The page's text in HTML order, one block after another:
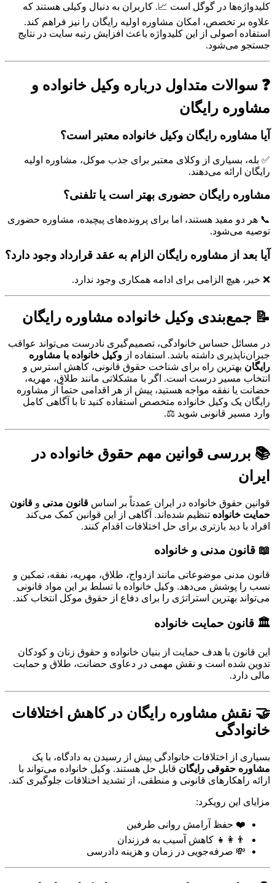
کلیدواژه‌ها در گوگل است 📈. کاربران به دنبال وکیلی هستند که
علاوه بر تخصص، امکان مشاوره اولیه رایگان را نیز فراهم کند.
استفاده اصولی از این کلیدواژه باعث افزایش رتبه سایت در نتایج
جستجو می‌شود.
❓ سوالات متداول درباره وکیل خانواده و
مشاوره رایگان
آیا مشاوره رایگان وکیل خانواده معتبر است؟
✅ بله، بسیاری از وکلای معتبر برای جذب موکل، مشاوره اولیه
رایگان ارائه می‌دهند.
مشاوره رایگان حضوری بهتر است یا تلفنی؟
📞 هر دو مفید هستند، اما برای پرونده‌های پیچیده، مشاوره حضوری
توصیه می‌شود.
آیا بعد از مشاوره رایگان الزام به عقد قرارداد وجود دارد؟
❌ خیر، هیچ الزامی برای ادامه همکاری وجود ندارد.
📝 جمع‌بندی وکیل خانواده مشاوره رایگان
در مسائل حساس خانوادگی، تصمیم‌گیری نادرست می‌تواند عواقب
جبران‌ناپذیری داشته باشد. استفاده از وکیل خانواده با مشاوره
رایگان بهترین راه برای شناخت حقوق قانونی، کاهش استرس و
انتخاب مسیر درست است. اگر با مشکلاتی مانند طلاق، مهریه،
حضانت یا نفقه مواجه هستید، پیش از هر اقدامی حتماً از مشاوره
رایگان یک وکیل خانواده متخصص استفاده کنید تا با آگاهی کامل
وارد مسیر قانونی شوید ⚖️.
📚 بررسی قوانین مهم حقوق خانواده در
ایران
قوانین حقوق خانواده در ایران عمدتاً بر اساس قانون مدنی و قانون
حمایت خانواده تنظیم شده‌اند. آگاهی از این قوانین کمک می‌کند
افراد با دید بازتری برای حل اختلافات اقدام کنند.
📖 قانون مدنی و خانواده
قانون مدنی موضوعاتی مانند ازدواج، طلاق، مهریه، نفقه، تمکین و
نسب را پوشش می‌دهد. وکیل خانواده با تسلط بر این مواد قانونی
می‌تواند بهترین استراتژی را برای دفاع از حقوق موکل انتخاب کند.
🏛️ قانون حمایت خانواده
این قانون با هدف حمایت از بنیان خانواده و حقوق زنان و کودکان
تدوین شده است و نقش مهمی در دعاوی حضانت، طلاق و حمایت
مالی دارد.
🤝 نقش مشاوره رایگان در کاهش اختلافات
خانوادگی
بسیاری از اختلافات خانوادگی پیش از رسیدن به دادگاه، با یک
مشاوره حقوقی رایگان قابل حل هستند. وکیل خانواده می‌تواند با
ارائه راهکارهای قانونی و منطقی، از تشدید اختلافات جلوگیری کند.
مزایای این رویکرد:
❤️ حفظ آرامش روانی طرفین
👨‍👩‍👧 کاهش آسیب به فرزندان
💸 صرفه‌جویی در زمان و هزینه دادرسی